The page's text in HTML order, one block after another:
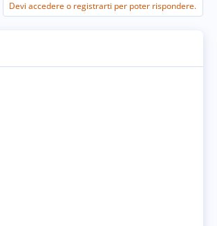
Devi accedere o registrarti per poter rispondere.